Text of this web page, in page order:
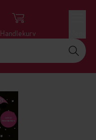
Handlekurv